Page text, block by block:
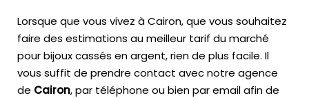
Lorsque que vous vivez à Cairon, que vous souhaitez
faire des estimations au meilleur tarif du marché
pour bijoux cassés en argent, rien de plus facile. Il
vous suffit de prendre contact avec notre agence
de Cairon, par téléphone ou bien par email afin de